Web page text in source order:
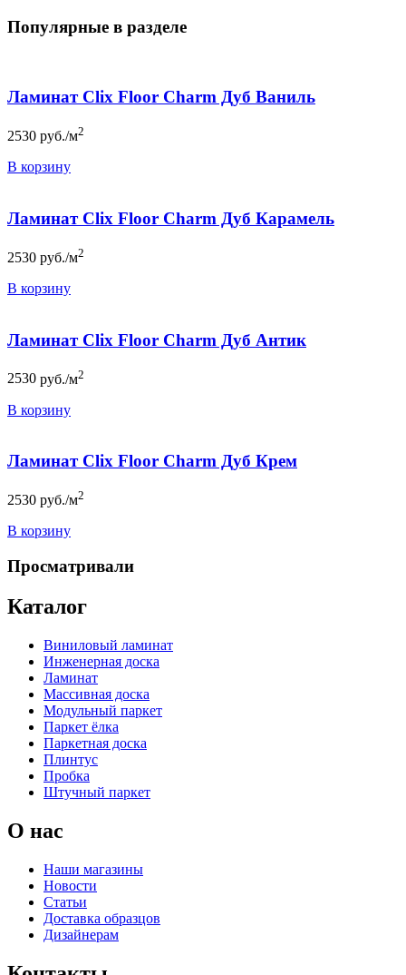
Популярные в разделе
Ламинат Clix Floor Charm Дуб Ваниль
2530 руб./м2
В корзину
Ламинат Clix Floor Charm Дуб Карамель
2530 руб./м2
В корзину
Ламинат Clix Floor Charm Дуб Антик
2530 руб./м2
В корзину
Ламинат Clix Floor Charm Дуб Крем
2530 руб./м2
В корзину
Просматривали
Каталог
Виниловый ламинат
Инженерная доска
Ламинат
Массивная доска
Модульный паркет
Паркет ёлка
Паркетная доска
Плинтус
Пробка
Штучный паркет
О нас
Наши магазины
Новости
Статьи
Доставка образцов
Дизайнерам